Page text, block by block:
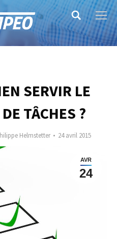
Search:
SERVIR LE
TÂCHES ?
Helmstetter 24 avril 2015
AVR
24